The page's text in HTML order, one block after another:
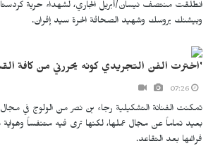
انطلقت منتصف نيسان/أبريل الجاري، لشهداء حرية
وبيشنك بروسك وشهيد الصحافة الحرة سيد إفران.
'اخترت الفن التجريدي كونه يحررني من كافة
تمكنت الفنانة التشكيلية رجاء بن نصر من الولوج في
بعيد تماماً عن مجال عملها، لكنها ترى فيه متنفساً
فراغها بعد التقاعد.